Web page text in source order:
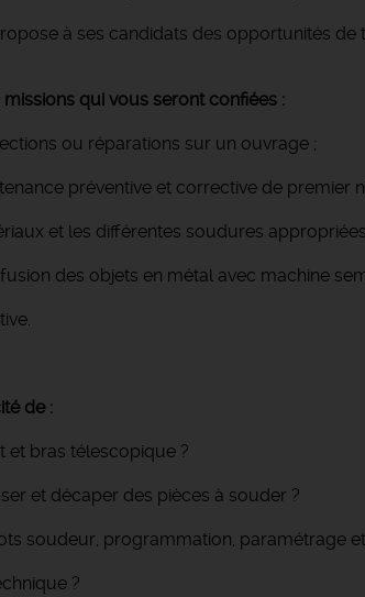
à ses candidats des opportunités
qui vous seront confiées :
ou réparations sur un ouvrage ;
préventive et corrective de premier
et les différentes soudures
des objets en métal avec machine
de :
bras télescopique ?
et décaper des pièces à souder ?
soudeur, programmation, paramétrage
?